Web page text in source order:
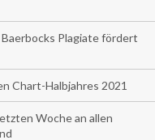
Plagiate fördert
Chart-Halbjahres 2021
Woche an allen